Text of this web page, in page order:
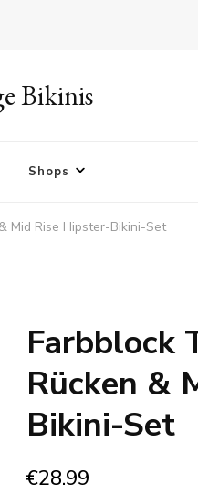
Bikinis
Shops
Mid Rise Hipster-Bikini-Set
Farbblock
Rücken &
Bikini-Set
€28.99